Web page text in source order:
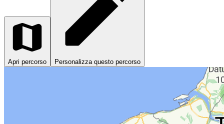
Apri percorso Personalizza questo percorso